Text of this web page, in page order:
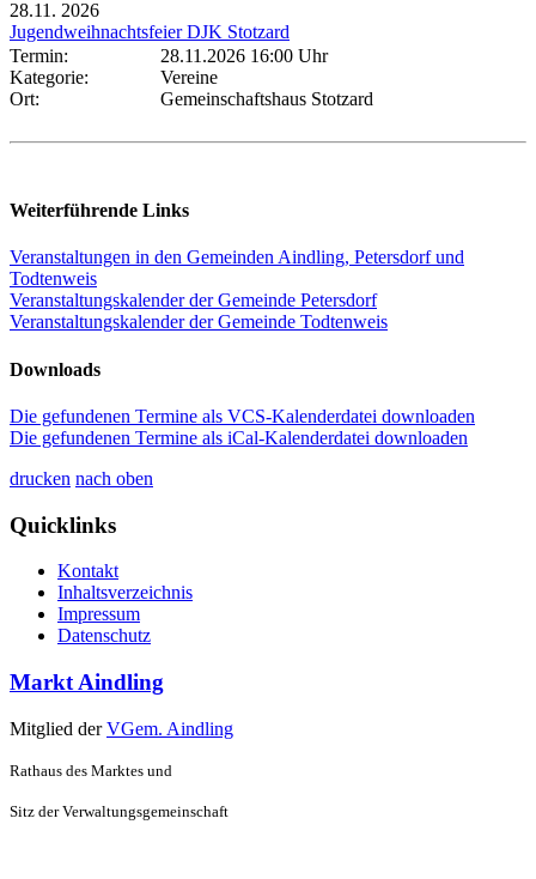
28.11. 2026
Jugendweihnachtsfeier DJK Stotzard
Termin:
28.11.2026 16:00 Uhr
Kategorie:
Vereine
Ort:
Gemeinschaftshaus Stotzard
Weiterführende Links
Veranstaltungen in den Gemeinden Aindling, Petersdorf und
Todtenweis
Veranstaltungskalender der Gemeinde Petersdorf
Veranstaltungskalender der Gemeinde Todtenweis
Downloads
Die gefundenen Termine als VCS-Kalenderdatei downloaden
Die gefundenen Termine als iCal-Kalenderdatei downloaden
drucken nach oben
Quicklinks
Kontakt
Inhaltsverzeichnis
Impressum
Datenschutz
Markt Aindling
Mitglied derVGem. Aindling
Rathaus des Marktes und
Sitz der Verwaltungsgemeinschaft